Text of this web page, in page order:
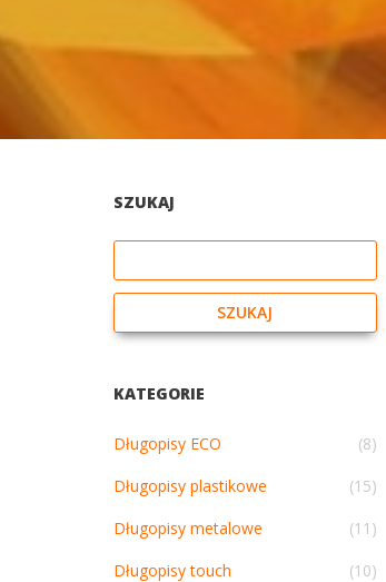
SZUKAJ
Szukaj
SZUKAJ
KATEGORIE
Długopisy ECO
(8)
Długopisy plastikowe
(15)
Długopisy metalowe
(11)
Długopisy touch
(10)